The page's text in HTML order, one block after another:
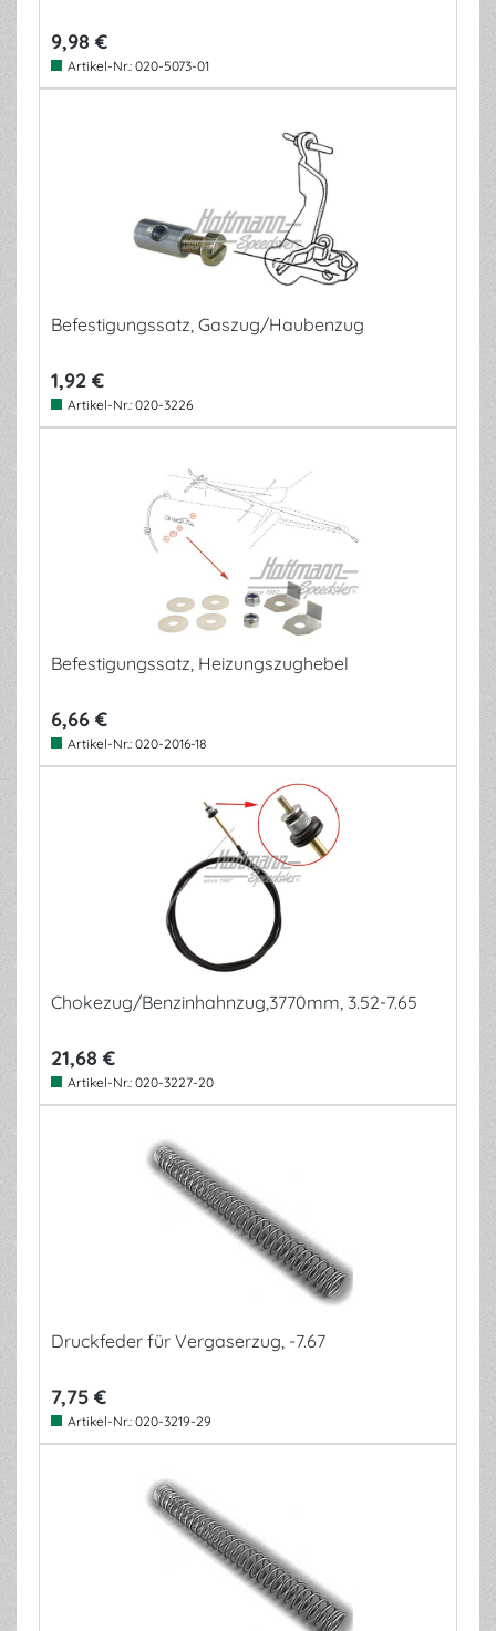
9,98 €
Artikel-Nr.: 020-5073-01
Befestigungssatz, Gaszug/Haubenzug
1,92 €
Artikel-Nr.: 020-3226
Befestigungssatz, Heizungszughebel
6,66 €
Artikel-Nr.: 020-2016-18
Chokezug/Benzinhahnzug,3770mm, 3.52-7.65
21,68 €
Artikel-Nr.: 020-3227-20
Druckfeder für Vergaserzug, -7.67
7,75 €
Artikel-Nr.: 020-3219-29